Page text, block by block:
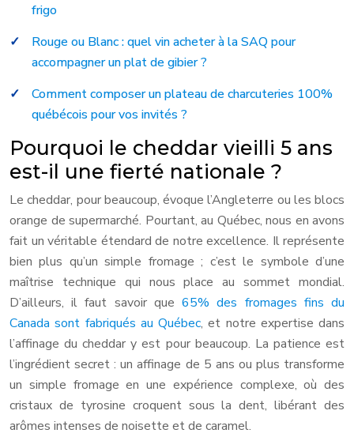
frigo
Rouge ou Blanc : quel vin acheter à la SAQ pour
accompagner un plat de gibier ?
Comment composer un plateau de charcuteries 100%
québécois pour vos invités ?
Pourquoi le cheddar vieilli 5 ans
est-il une fierté nationale ?
Le cheddar, pour beaucoup, évoque l’Angleterre ou les blocs
orange de supermarché. Pourtant, au Québec, nous en avons
fait un véritable étendard de notre excellence. Il représente
bien plus qu’un simple fromage ; c’est le symbole d’une
maîtrise technique qui nous place au sommet mondial.
D’ailleurs, il faut savoir que65% des fromages fins du
Canada sont fabriqués au Québec, et notre expertise dans
l’affinage du cheddar y est pour beaucoup. La patience est
l’ingrédient secret : un affinage de 5 ans ou plus transforme
un simple fromage en une expérience complexe, où des
cristaux de tyrosine croquent sous la dent, libérant des
arômes intenses de noisette et de caramel.